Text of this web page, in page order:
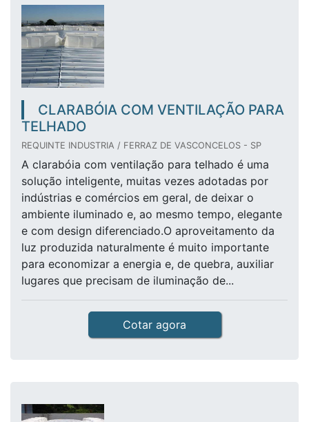
CLARABÓIA COM VENTILAÇÃO PARA
TELHADO
REQUINTE INDUSTRIA / FERRAZ DE VASCONCELOS - SP
A clarabóia com ventilação para telhado é uma
solução inteligente, muitas vezes adotadas por
indústrias e comércios em geral, de deixar o
ambiente iluminado e, ao mesmo tempo, elegante
e com design diferenciado.O aproveitamento da
luz produzida naturalmente é muito importante
para economizar a energia e, de quebra, auxiliar
lugares que precisam de iluminação de...
Cotar agora